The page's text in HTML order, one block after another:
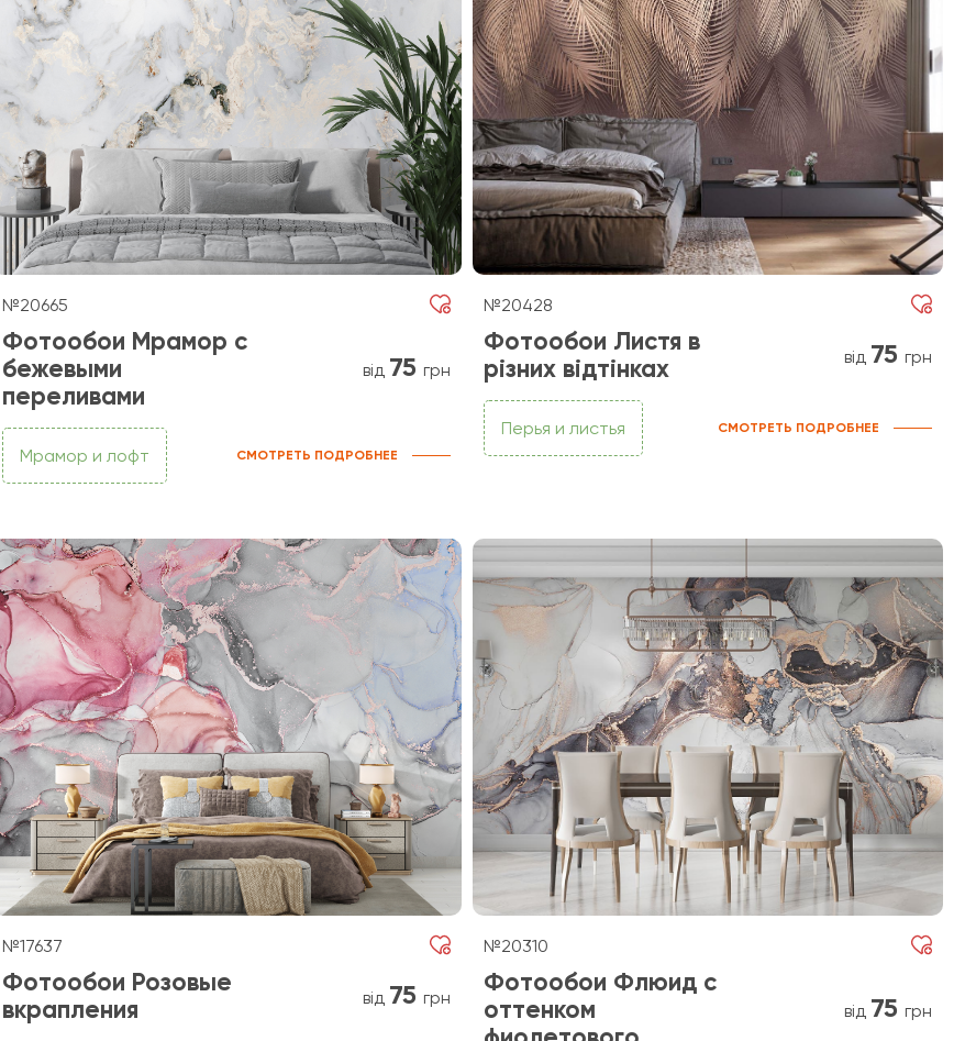
№20665
Фотообои Мрамор с
бежевыми
переливами
від 75 грн
Мрамор и лофт СМОТРЕТЬ ПОДРОБНЕЕ
№20428
Фотообои Листя в
різних відтінках
від 75 грн
Перья и листья СМОТРЕТЬ ПОДРОБНЕЕ
№17637
Фотообои Розовые
вкрапления
від 75 грн
№20310
Фотообои Флюид с
оттенком
від 75 грн